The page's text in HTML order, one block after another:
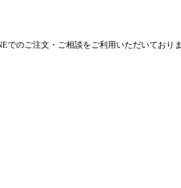
のご注文・ご相談をご利用いただいておりま